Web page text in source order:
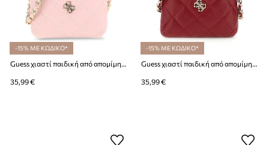
-15% ΜΕ ΚΩΔΙΚΟ*
Guess χιαστί παιδική από απομίμηση δέρματος
35,99 €
-15% ΜΕ ΚΩΔΙΚΟ*
Guess χιαστί παιδική από απομίμηση δέρματος
35,99 €